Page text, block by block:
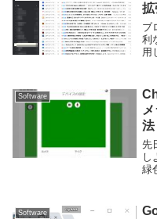
拡
ブ
利
用
は
Software
法
先
し
緑
は
Software